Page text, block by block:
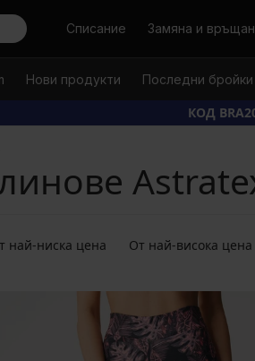
ТърсиСписание Замяна и
Нови продукти Последни бройки
КОД
най-ниска цена От най-висока цена